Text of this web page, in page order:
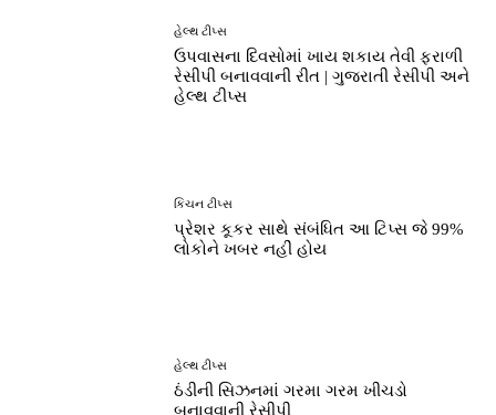
હેલ્થ ટીપ્સ
ઉપવાસના દિવસોમાં ખાય શકાય તેવી ફરાળી
રેસીપી બનાવવાની રીત | ગુજરાતી રેસીપી અને
હેલ્થ ટીપ્સ
કિચન ટીપ્સ
પ્રેશર કૂકર સાથે સંબંધિત આ ટિપ્સ જે 99%
લોકોને ખબર નહીં હોય
હેલ્થ ટીપ્સ
ઠંડીની સિઝનમાં ગરમા ગરમ ખીચડો
બનાવવાની રેસીપી